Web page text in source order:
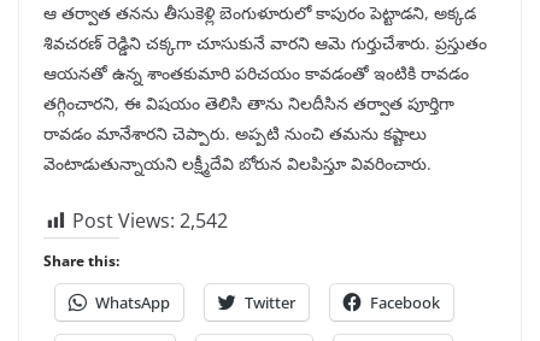
ఆ తర్వాత తనను తీసుకెళ్లి బెంగుళూరులో కాపురం పెట్టాడని, అక్కడ
శివచరణ్ రెడ్డిని చక్కగా చూసుకునే వారని ఆమె గుర్తుచేశారు. ప్రస్తుతం
ఆయనతో ఉన్న శాంతకుమారి పరిచయం కావడంతో ఇంటికి రావడం
తగ్గించారని, ఈ విషయం తెలిసి తాను నిలదీసిన తర్వాత పూర్తిగా
రావడం మానేశారని చెప్పారు. అప్పటి నుంచి తమను కష్టాలు
వెంటాడుతున్నాయని లక్ష్మీదేవి బోరున విలపిస్తూ వివరించారు.
Post Views: 2,542
Share this:
WhatsApp Twitter Facebook